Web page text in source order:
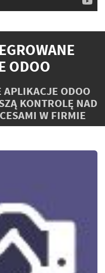
ODOO
ODOO
KONTROLĘ NAD
W FIRMIE